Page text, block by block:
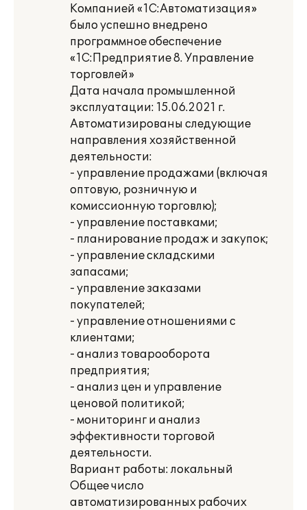
Компанией «1С:Автоматизация»
было успешно внедрено
программное обеспечение
«1С:Предприятие 8. Управление
торговлей»
Дата начала промышленной
эксплуатации: 15.06.2021 г.
Автоматизированы следующие
направления хозяйственной
деятельности:
- управление продажами (включая
оптовую, розничную и
комиссионную торговлю);
- управление поставками;
- планирование продаж и закупок;
- управление складскими
запасами;
- управление заказами
покупателей;
- управление отношениями с
клиентами;
- анализ товарооборота
предприятия;
- анализ цен и управление
ценовой политикой;
- мониторинг и анализ
эффективности торговой
деятельности.
Вариант работы: локальный
Общее число
автоматизированных рабочих